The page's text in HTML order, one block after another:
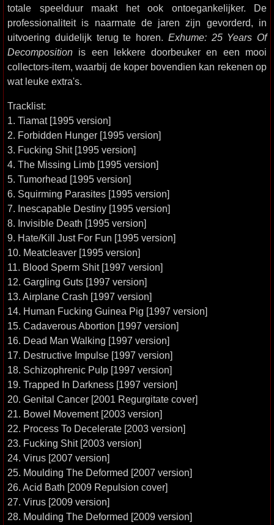
totale speelduur maakt het ook ontoegankelijker. De
professionaliteit is naarmate de jaren zijn gevorderd, in
uitvoering duidelijk terug te horen. Exhume: 25 Years Of
Decomposition is een lekkere doorbeuker en een mooi
collectors-item, waarbij de koper bovendien kan rekenen op
wat leuke extra's.
Tracklist:
1. Tiamat [1995 version]
2. Forbidden Hunger [1995 version]
3. Fucking Shit [1995 version]
4. The Missing Limb [1995 version]
5. Tumorhead [1995 version]
6. Squirming Parasites [1995 version]
7. Inescapable Destiny [1995 version]
8. Invisible Death [1995 version]
9. Hate/Kill Just For Fun [1995 version]
10. Meatcleaver [1995 version]
11. Blood Sperm Shit [1997 version]
12. Gargling Guts [1997 version]
13. Airplane Crash [1997 version]
14. Human Fucking Guinea Pig [1997 version]
15. Cadaverous Abortion [1997 version]
16. Dead Man Walking [1997 version]
17. Destructive Impulse [1997 version]
18. Schizophrenic Pulp [1997 version]
19. Trapped In Darkness [1997 version]
20. Genital Cancer [2001 Regurgitate cover]
21. Bowel Movement [2003 version]
22. Process To Decelerate [2003 version]
23. Fucking Shit [2003 version]
24. Virus [2007 version]
25. Moulding The Deformed [2007 version]
26. Acid Bath [2009 Repulsion cover]
27. Virus [2009 version]
28. Moulding The Deformed [2009 version]